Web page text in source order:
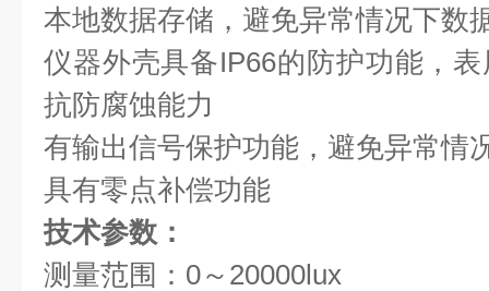
本地数据存储，避免异常情况下数
仪器外壳具备IP66的防护功能，
抗防腐蚀能力
有输出信号保护功能，避免异常情
具有零点补偿功能
技术参数：
测量范围：0～20000lux